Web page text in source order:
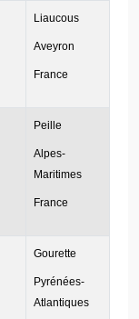
Liaucous
Aveyron
France
Peille
Alpes-
Maritimes
France
Gourette
Pyrénées-
Atlantiques